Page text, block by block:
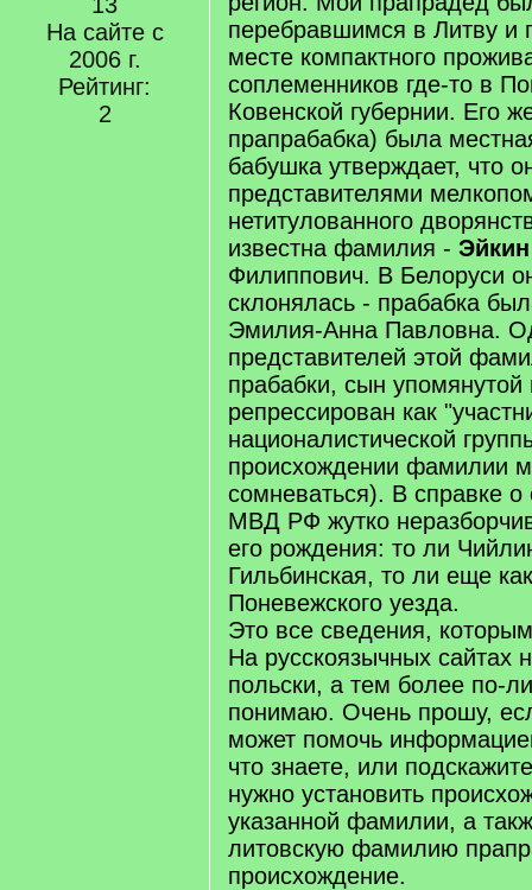
На сайте с
2006 г.
Рейтинг:
2
перебравшимся в Литву и
месте компактного
соплеменников где-то в
Ковенской губернии. Его
прапрабабка) была
бабушка утверждает, что
представителями
нетитулованного
известна фамилия - Эйкин
Филиппович. В Белоруси
склонялась - прабабка
Эмилия-Анна Павловна.
представителей этой
прабабки, сын
репрессирован как
националистической
происхождении фамилии
сомневаться). В справке
МВД РФ жутко
его рождения: то ли
Гильбинская, то ли еще
Поневежского уезда.
Это все сведения,
На русскоязычных сайтах
польски, а тем более по-
понимаю. Очень прошу,
может помочь
что знаете, или
нужно установить
указанной фамилии, а
литовскую фамилию
происхождение.